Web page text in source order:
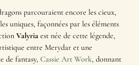
parcouraient encore les cieux,
uniques, façonnées par les éléments
Valyria est née de cette légende,
entre Merydar et une
de fantasy, Cassie Art Work, donnant